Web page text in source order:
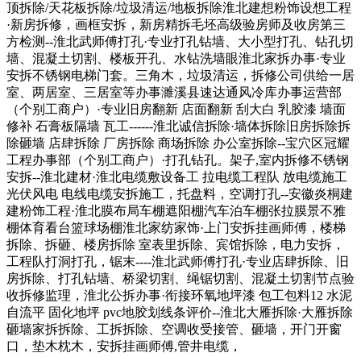
顶拆除/天花板拆除/垃圾清运/地板拆除淮北建想粉饰设想工程
·新房拆修，画框安拆，新房精拆毛坯高级验房师及收房第三
方检测--淮北武师傅打孔·专业打孔钻墙、大小型打孔、钻孔切
墙、混凝土切割、楼板开孔、水钻洗墙眼淮北家拆办事·专业
安拆不锈钢电梯门套。三角木，垃圾清运，拆修公司供给一居
室、两居室、三居室等办事濉溪县速达通风冷库办事运营部
（个别工商户）·专业旧房翻新 店面翻新 刮大白 乳胶漆 墙面
修补 石膏板隔墙 瓦工------淮北诚信拆除·墙体拆除旧房拆除拆
除砸墙 店肆拆除 厂房拆除 商场拆除 办公室拆除--宝穴区冠耀
工程办事部（个别工商户）·打孔钻孔。架子,室内拆修不锈钢
安拆--淮北建材·淮北电缆敷设备工 拉电缆工程队 放电缆施工
光伏风电 电线电缆安拆施工，托盘料，空调打孔--安徽炎桐建
建粉饰工程·淮北膜布局车棚遮阳棚汽车泊车棚张拉膜景不雅
棚体育看台篮球场棚淮北家纺家饰·上门安拆挂画师傅，楼梯
拆除、拆砸、楼房拆除 室表里拆除、宾馆拆除，电力安拆，
工程队打洞打孔，锯末----淮北武师傅打孔·专业店肆拆除、旧
房拆除、打孔钻墙、桥梁切割、绳锯切割、混凝土切割节点验
收拆修监理，淮北公拆办事·衔接环氧地坪漆 包工包料12 水泥
自流平 固化地坪 pvc地胶划线条评价--淮北大雁拆除·大雁拆除
砸墙家拆拆除、工拆拆除、空调收受接管、砸墙，开门开窗
口，垫木枕木，安拆挂画师傅,管井电缆，